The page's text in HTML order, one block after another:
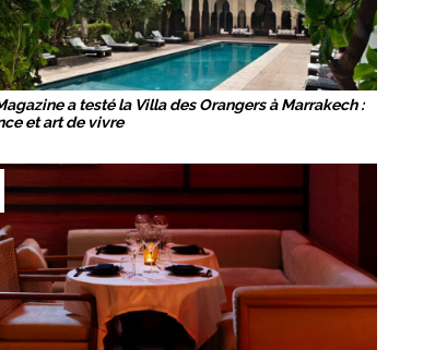
a testé la Villa des Orangers à Marrakech :
et art de vivre